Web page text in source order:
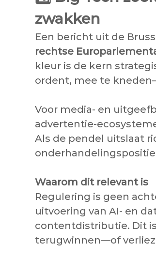
zwakken
Een bericht uit de
rechtse
kleur is de kern
ordent, mee te
Voor media- en
advertentie-
Als de pendel uitslaat
Waarom dit relevant is
Regulering is geen
uitvoering van AI- en
contentdistributie. Dit
terugwinnen—of